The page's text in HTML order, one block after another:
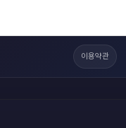
이용약관